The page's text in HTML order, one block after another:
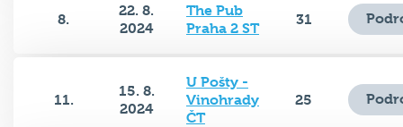
8.
22. 8.
2024
The Pub
Praha 2 ST
31
11.
15. 8.
2024
U Pošty -
Vinohrady
ČT
25